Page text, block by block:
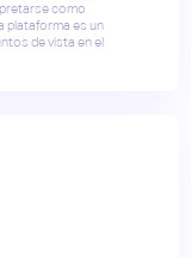
como
plataforma es un
de vista en el